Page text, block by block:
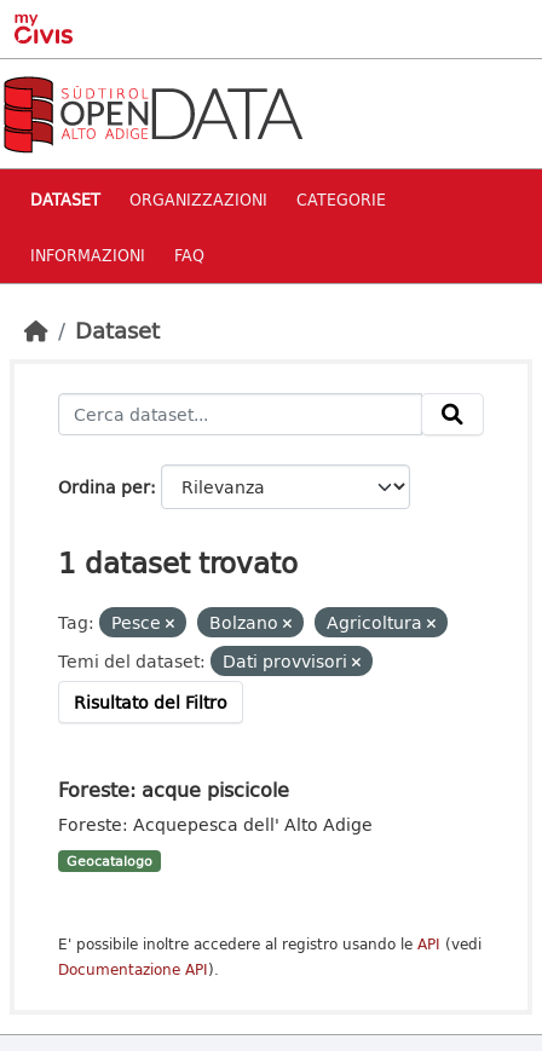
Skip to main content
DATASET ORGANIZZAZIONI CATEGORIE
INFORMAZIONI FAQ
Dataset
Ordina per
1 dataset trovato
Tag: Pesce Bolzano
Agricoltura
Temi del dataset:
Dati provvisori
Risultato del Filtro
Foreste: acque piscicole
Foreste: Acquepesca dell' Alto Adige
Geocatalogo
E' possibile inoltre accedere al registro usando le API (vedi
Documentazione API).